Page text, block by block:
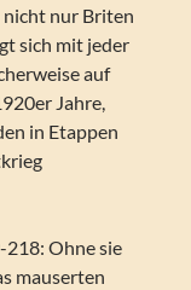
nicht nur Briten
sich mit jeder
auf
Jahre,
in Etappen
218: Ohne sie
mauserten